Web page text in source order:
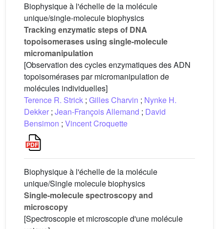
Biophysique à l'échelle de la molécule
unique/single-molecule biophysics
Tracking enzymatic steps of DNA
topoisomerases using single-molecule
micromanipulation
[Observation des cycles enzymatiques des ADN
topoisomérases par micromanipulation de
molécules individuelles]
Terence R. Strick ; Gilles Charvin ; Nynke H.
Dekker ; Jean-François Allemand ; David
Bensimon ; Vincent Croquette
Biophysique à l'échelle de la molécule
unique/Single molecule biophysics
Single-molecule spectroscopy and
microscopy
[Spectroscopie et microscopie d'une molécule